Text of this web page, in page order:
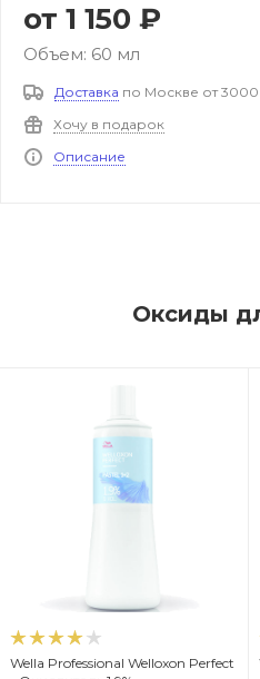
от 1 150 ₽
Объем: 60 мл
Доставка по Москве от
Хочу в подарок
Описание
Оксиды
Wella Professional Welloxon Perfect